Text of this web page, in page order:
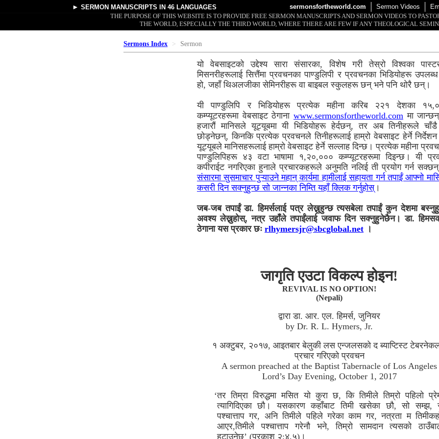
► SERMON MANUSCRIPTS IN 46 LANGUAGES sermonsfortheworld.com Sermon Videos
THE PURPOSE OF THIS WEBSITE IS TO PROVIDE FREE SERMON MANUSCRIPTS AND SERMON VIDEOS TO
THE WORLD, ESPECIALLY THE THIRD WORLD, WHERE THERE ARE FEW IF ANY THEOLOGICAL
Sermons Index Sermon
यो वेबसाइटको उद्देश्य सारा संसारका, विशेष गरी तेस्रो विश्वका
मिसनरीहरूलाई सित्तैंमा प्रवचनका पाण्डुलिपी र प्रवचनका भिडियोहरू
हो, जहाँ थिअलजीका सेमिनरीहरू वा बाइबल स्कुलहरू छन् भने पनि थोरै छन्।
यी पाण्डुलिपि र भिडियोहरू प्रत्येक महीना करिब २२१ देशका
कम्प्यूटरहरूमा वेबसाइट ठेगाना www.sermonsfortheworld.com मा
हजारौं मानिसले यूट्यूबमा यी भिडियोहरू हेर्दछन्, तर अब तिनीहरूले
छोड्नेछन्, किनकि प्रत्येक प्रवचनले तिनीहरूलाई हाम्रो वेबसाइट हेर्ने निर्देशन
यूट्यूबले मानिसहरूलाई हाम्रो वेबसाइट हेर्ने सल्लाह दिन्छ। प्रत्येक महीना
पाण्डुलिपिहरू ४३ वटा भाषामा १,२०,००० कम्प्यूटरहरूमा दिइन्छ। यी
कपीराईट नगरिएका हुनाले प्रचारकहरूले अनुमति नलिई ती प्रयोग गर्न
संसारमा सुसमाचार पुऱ्याउने महान् कार्यमा हामीलाई सहायता गर्न तपाईं आफ्नो
कसरी दिन सक्नुहुन्छ सो जान्नका निम्ति यहाँ क्लिक गर्नुहोस्।
जब-जब तपाईं डा. हिमर्सलाई पत्र लेख्नुहुन्छ त्यसबेला तपाईं कुन देशमा
अवश्य लेख्नुहोस्, नत्र उहाँले तपाईंलाई जवाफ दिन सक्नुहुनेछैन। डा.
ठेगाना यस प्रकार छः rlhymersjr@sbcglobal.net ।
जागृति एउटा विकल्प होइन!
REVIVAL IS NO OPTION!
(Nepali)
द्वारा डा. आर. एल. हिमर्स, जुनियर
by Dr. R. L. Hymers, Jr.
१ अक्टुबर, २०१७, आइतबार बेलुकी लस एन्जलसको द ब्याप्टिस्ट
प्रचार गरिएको प्रवचन
A sermon preached at the Baptist Tabernacle of Los Angeles
Lord’s Day Evening, October 1, 2017
‘तर तिम्रा विरुद्धमा मसित यो कुरा छ, कि तिमीले तिम्रो पहिलो
त्यागिदिएका छौ। यसकारण कहाँबाट तिमी खसेका छौ, सो सम्झ,
पश्चात्ताप गर, अनि तिमीले पहिले गरेका काम गर, नत्रता म
आएर,तिमीले पश्चात्ताप गरेनौ भने, तिम्रो सामदान त्यसको
हटाउनेछु’ (प्रकाश २:४,५)।